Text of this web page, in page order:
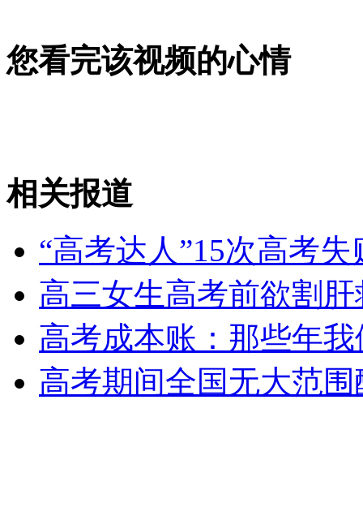
城管“求体谅”牌引网友好评
山西运城恶犬咬伤多人 警民合力深夜将其击毙
女孩北京地铁殴打老人 痛下狠手拳打脚踢
无痛分娩是否安全 医生回应
您看完该视频的心情
相关报道
“高考达人”15次高考
高三女生高考前欲割肝
高考成本账：那些年
高考期间全国无大范